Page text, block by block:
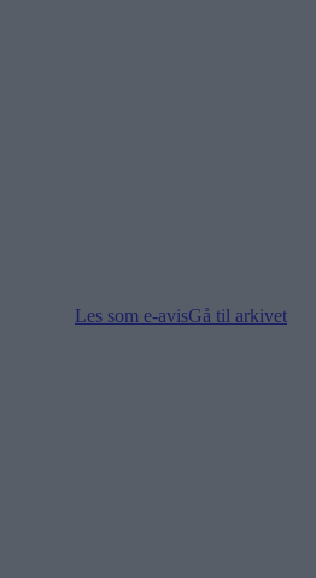
Les som e-avisGå til arkivet